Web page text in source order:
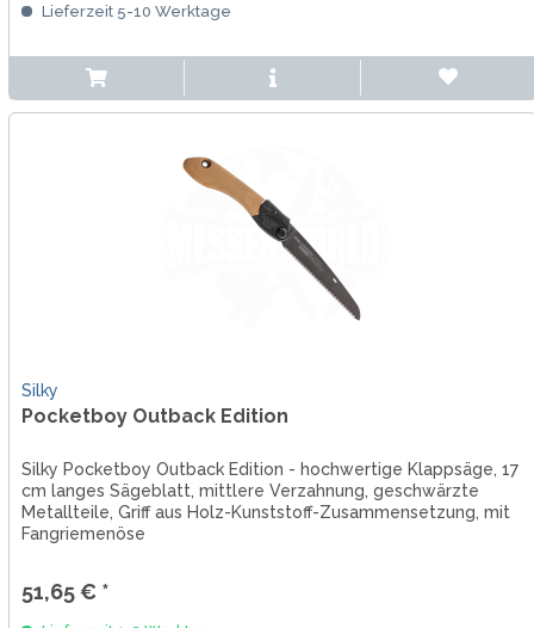
Lieferzeit 5-10 Werktage
Silky
Pocketboy Outback Edition
Silky Pocketboy Outback Edition - hochwertige Klappsäge, 17
cm langes Sägeblatt, mittlere Verzahnung, geschwärzte
Metallteile, Griff aus Holz-Kunststoff-Zusammensetzung, mit
Fangriemenöse
51,65 € *